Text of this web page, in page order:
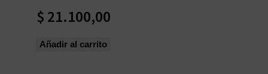
$ 21.100,00
Añadir al carrito